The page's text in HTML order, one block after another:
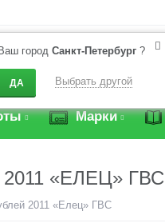
Ваш город Санкт-Петербург ?
ДА Выбрать другой
Марки
«ЕЛЕЦ» ГВС
2011 «Елец» ГВС